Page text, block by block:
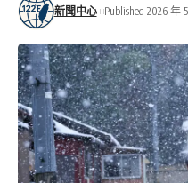
新聞中心 Published 2026 年